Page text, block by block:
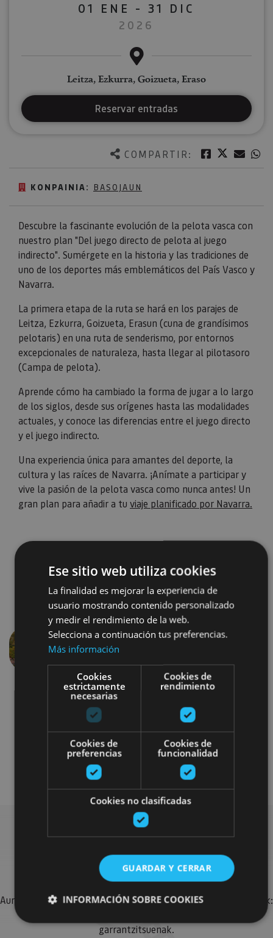
COMPARTIR: Facebook
Twitter
KONPAINIA: BASOJAUN
Descubre la fascinante evolución de la pelota vasca con
nuestro plan "Del juego directo de pelota al juego
indirecto". Sumérgete en la historia y las tradiciones de
uno de los deportes más emblemáticos del País Vasco y
Navarra.
La primera etapa de la ruta se hará en los parajes de
Leitza, Ezkurra, Goizueta, Erasun (cuna de grandísimos
pelotaris) en una ruta de senderismo, por entornos
excepcionales de naturaleza, hasta llegar al pilotasoro
(Campa de pelota).
Aprende cómo ha cambiado la forma de jugar a lo largo
de los siglos, desde sus orígenes hasta las modalidades
actuales, y conoce las diferencias entre el juego directo
y el juego indirecto.
Una experiencia única para amantes del deporte, la
cultura y las raíces de Navarra. ¡Anímate a participar y
vive la pasión de la pelota vasca como nunca antes! Un
gran plan para añadir a tu viaje planificado por Navarra.
01 ENE - 31 DIC
2026
Leitza, Ezkurra, Goizueta, Eraso
Reservar entradas
Aurrekoa
Otros Visitas guiadas
Bilatu plan gehiago
Aurkitu zure bidaia Nafarroan osatzeko planak eta iradokizunak:
garrantzitsuenak.
Ese sitio web utiliza cookies
La finalidad es mejorar la experiencia de
usuario mostrando contenido personalizado
y medir el rendimiento de la web.
Selecciona a continuación tus preferencias.
Más información
Cookies
estrictamente
necesarias
Cookies de
rendimiento
Cookies de
preferencias
Cookies de
funcionalidad
Cookies no clasificadas
GUARDAR Y CERRAR
INFORMACIÓN SOBRE COOKIES